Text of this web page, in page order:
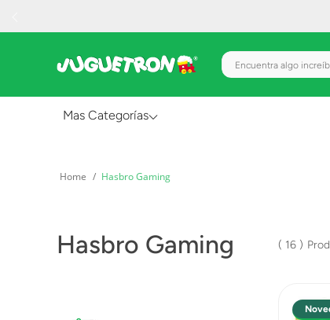
Encuentra algo
Mas Categorías
Juguetes para Bebés
Creatividad y Arte
Hasbro Gaming
Hasbro Gaming 16